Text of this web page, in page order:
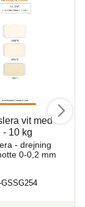
vit med
- 10 kg
- drejning
0-0,2 mm